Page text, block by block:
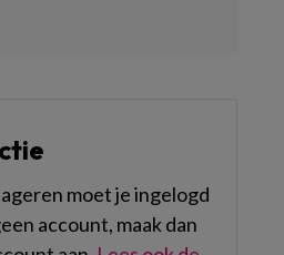
moet je ingelogd
account, maak dan